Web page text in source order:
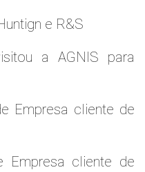
e R&S
a AGNIS para
Empresa cliente de
cliente de